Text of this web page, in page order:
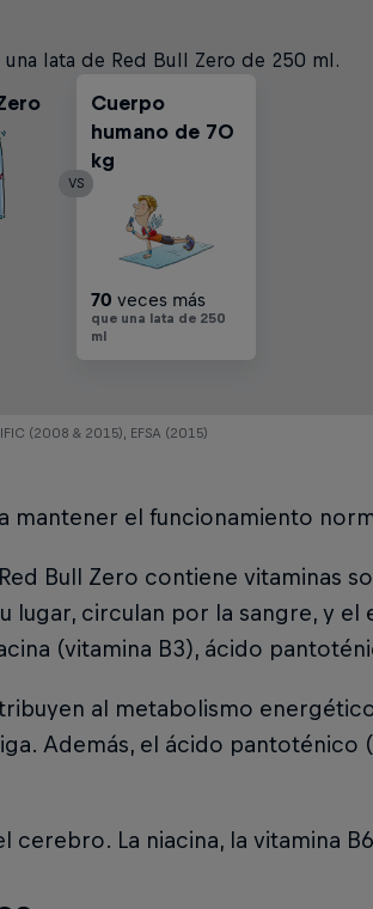
lata de Red Bull Zero de 250 ml.
Cuerpo
humano de 70
kg
70 veces más
que una lata de 250
ml
VS
(2008 & 2015), EFSA (2015)
mantener el funcionamiento
Bull Zero contiene vitaminas
circulan por la sangre, y
(vitamina B3), ácido
al metabolismo
Además, el ácido
La niacina, la vitamina